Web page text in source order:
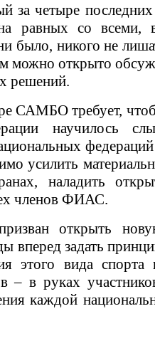
за четыре последних
равных со всеми,
было, никого не
можно открыто
решений.
САМБО требует,
научилось
усилить
наладить
членов ФИАС.
открыть
вперед задать
этого вида
– в руках
каждой